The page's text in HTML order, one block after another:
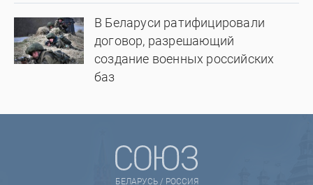
В Беларуси ратифицировали
договор, разрешающий
создание военных российских
баз
БЕЛАРУСЬ / РОССИЯ